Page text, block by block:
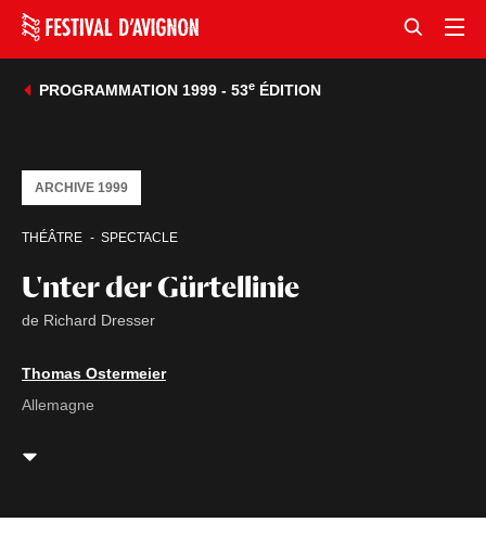
PROGRAMMATION 1999 - 53eÉDITION
Unter der Gürtellinie
de Richard Dresser
THÉÂTRE SPECTACLE
ARCHIVE 1999
Thomas Ostermeier
Allemagne